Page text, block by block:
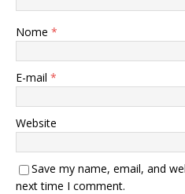
Nome *
E-mail *
Website
Save my name, email, and
next time I comment.